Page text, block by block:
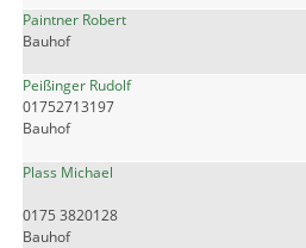
Paintner Robert
Bauhof
Peißinger Rudolf
01752713197
Bauhof
Plass Michael
0175 3820128
Bauhof